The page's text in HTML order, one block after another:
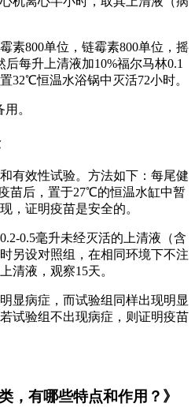
素800单位，链霉素800单位，摇
每升上清液加10%福尔马林0.1
32℃恒温水浴锅中灭活72小时。
。
有效性试验。方法如下：每尾健
苗后，置于27℃的恒温水缸中暂
，证明疫苗是安全的。
0.5毫升未经灭活的上清液（含
另设对照组，在相同环境下不注
清液，观察15天。
显病症，而试验组同样出现明显
试验组不出现病症，则证明疫苗
，有哪些特点和作用？》